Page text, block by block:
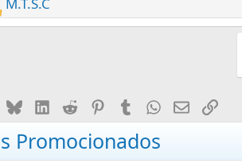
BlueskyLinkedIn
RedditPinterestTumblrWhatsApp
E-mail
Promocionados